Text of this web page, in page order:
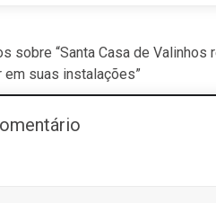
sobre “Santa Casa de
suas instalações”